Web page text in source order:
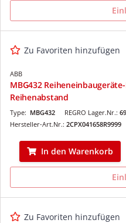
Zu Favoriten hinzufügen
ABB
MBG432
Reihenabstand
REGRO Lager.Nr.:
Type: MBG432
Hersteller-Art.Nr.: 2CPX041658R9999
In den Warenkorb
Zu Favoriten hinzufügen